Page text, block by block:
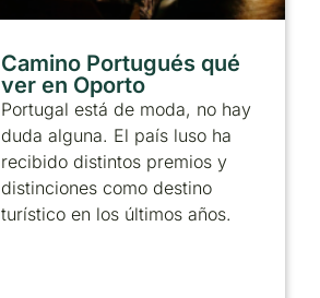
Camino Portugués qué
ver en Oporto
Portugal está de moda, no hay
duda alguna. El país luso ha
recibido distintos premios y
distinciones como destino
turístico en los últimos años.